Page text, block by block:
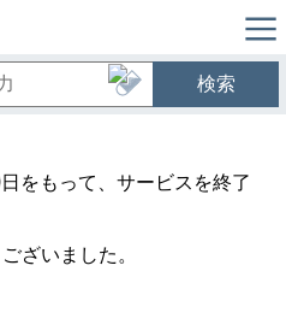
検索
をもって、サービスを終了
ざいました。